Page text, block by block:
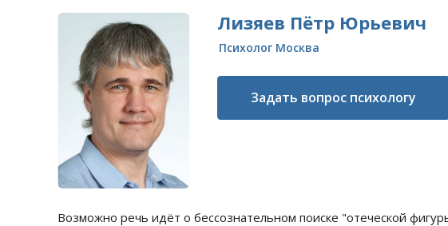
Лизяев Пётр Юрьевич
Психолог Москва
Задать вопрос психологу
Возможно речь идёт о бессознательном поиске "отеческой